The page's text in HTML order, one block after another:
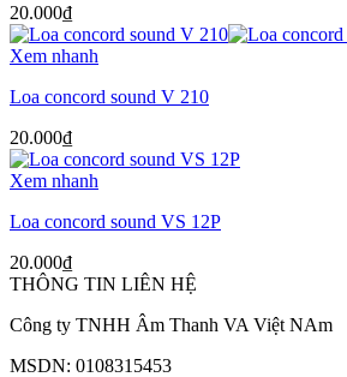
20.000₫
Xem nhanh
Loa concord sound V 210
20.000₫
Xem nhanh
Loa concord sound VS 12P
20.000₫
THÔNG TIN LIÊN HỆ
Công ty TNHH Âm Thanh VA Việt NAm
MSDN: 0108315453